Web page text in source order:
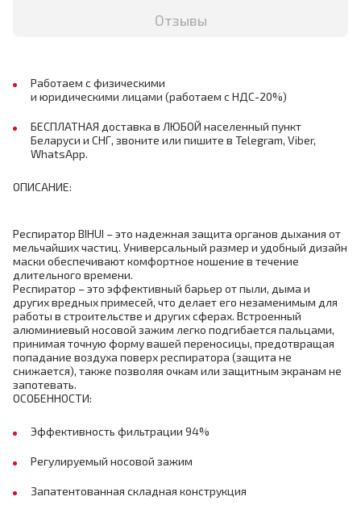
Отзывы
Работаем с физическими
и юридическими лицами (работаем с НДС-20%)
БЕСПЛАТНАЯ доставка в ЛЮБОЙ населенный пункт
Беларуси и СНГ, звоните или пишите в Telegram, Viber,
WhatsApp.
ОПИСАНИЕ:
Респиратор BIHUI – это надежная защита органов дыхания от
мельчайших частиц. Универсальный размер и удобный дизайн
маски обеспечивают комфортное ношение в течение
длительного времени.
Респиратор – это эффективный барьер от пыли, дыма и
других вредных примесей, что делает его незаменимым для
работы в строительстве и других сферах. Встроенный
алюминиевый носовой зажим легко подгибается пальцами,
принимая точную форму вашей переносицы, предотвращая
попадание воздуха поверх респиратора (защита не
снижается), также позволяя очкам или защитным экранам не
запотевать.
ОСОБЕННОСТИ:
Эффективность фильтрации 94%
Регулируемый носовой зажим
Запатентованная складная конструкция